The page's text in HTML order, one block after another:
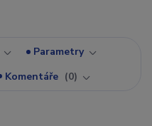
Parametry
Komentáře 0